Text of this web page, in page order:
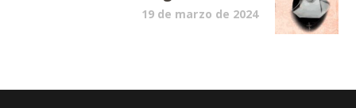
19 de marzo de 2024